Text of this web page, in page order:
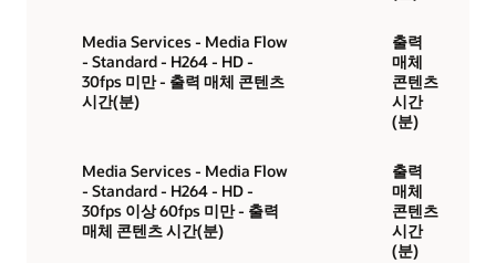
Media Services - Media Flow
- Standard - H264 - HD -
30fps 미만 - 출력 매체 콘텐츠
시간(분)
출력
매체
콘텐츠
시간
(분)
Media Services - Media Flow
- Standard - H264 - HD -
30fps 이상 60fps 미만 - 출력
매체 콘텐츠 시간(분)
출력
매체
콘텐츠
시간
(분)